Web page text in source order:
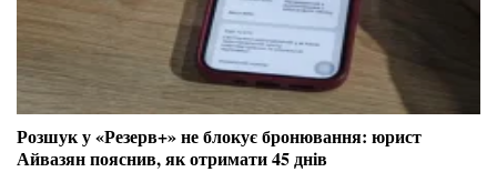
Розшук у «Резерв+» не блокує бронювання: юрист
Айвазян пояснив, як отримати 45 днів